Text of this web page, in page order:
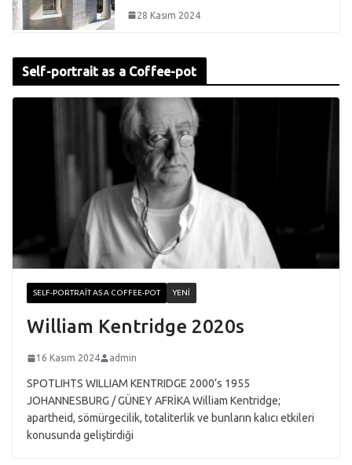
28 Kasım 2024
Self-portrait as a Coffee-pot
SELF-PORTRAIT AS A COFFEE-POT YENI
William Kentridge 2020s
16 Kasım 2024 admin
SPOTLIHTS WILLIAM KENTRIDGE 2000’s 1955
JOHANNESBURG / GÜNEY AFRİKA William Kentridge;
apartheid, sömürgecilik, totaliterlik ve bunların kalıcı etkileri
konusunda geliştirdiği